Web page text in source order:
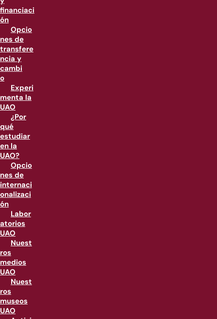
financiaci
ón
Opcio
nes de
transfere
ncia y
cambi
o
Experi
menta la
UAO
¿Por
qué
estudiar
en la
UAO?
Opcio
nes de
internaci
onalizaci
ón
Labor
atorios
UAO
Nuest
ros
medios
UAO
Nuest
ros
museos
UAO